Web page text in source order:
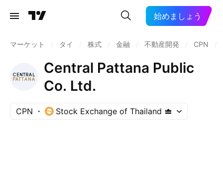
始めましょう
マーケット タイ 株式 金融 不動産開発 CPN
Central Pattana Public
Co. Ltd.
CPN Stock Exchange of Thailand